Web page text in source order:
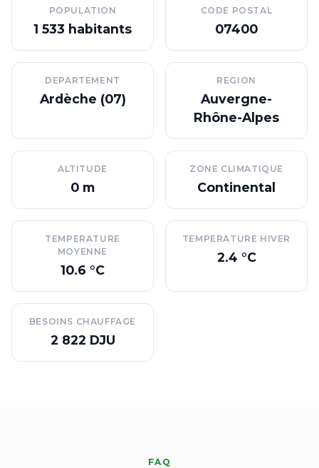
POPULATION
1 533 habitants
CODE POSTAL
07400
DEPARTEMENT
Ardèche (07)
REGION
Auvergne-
Rhône-Alpes
ALTITUDE
0 m
ZONE CLIMATIQUE
Continental
TEMPERATURE
MOYENNE
10.6 °C
TEMPERATURE HIVER
2.4 °C
BESOINS CHAUFFAGE
2 822 DJU
FAQ